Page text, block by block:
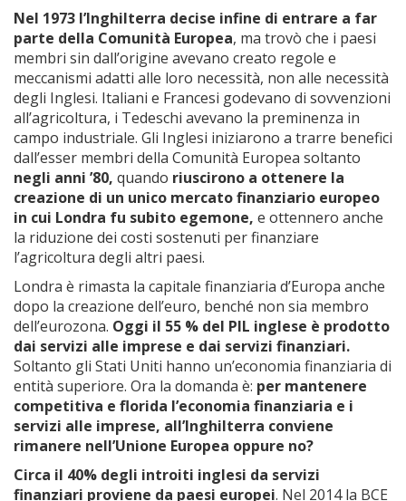
Nel 1973 l’Inghilterra decise infine di entrare a far
parte della Comunità Europea, ma trovò che i paesi
membri sin dall’origine avevano creato regole e
meccanismi adatti alle loro necessità, non alle necessità
degli Inglesi. Italiani e Francesi godevano di sovvenzioni
all’agricoltura, i Tedeschi avevano la preminenza in
campo industriale. Gli Inglesi iniziarono a trarre benefici
dall’esser membri della Comunità Europea soltanto
negli anni ’80, quando riuscirono a ottenere la
creazione di un unico mercato finanziario europeo
in cui Londra fu subito egemone, e ottennero anche
la riduzione dei costi sostenuti per finanziare
l’agricoltura degli altri paesi.
Londra è rimasta la capitale finanziaria d’Europa anche
dopo la creazione dell’euro, benché non sia membro
dell’eurozona. Oggi il 55 % del PIL inglese è prodotto
dai servizi alle imprese e dai servizi finanziari.
Soltanto gli Stati Uniti hanno un’economia finanziaria di
entità superiore. Ora la domanda è: per mantenere
competitiva e florida l’economia finanziaria e i
servizi alle imprese, all’Inghilterra conviene
rimanere nell’Unione Europea oppure no?
Circa il 40% degli introiti inglesi da servizi
finanziari proviene da paesi europei. Nel 2014 la BCE